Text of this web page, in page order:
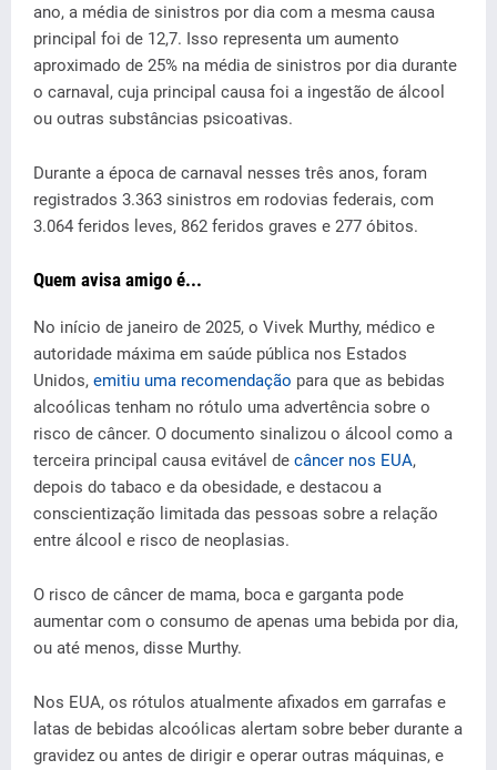
ano, a média de sinistros por dia com a mesma causa
principal foi de 12,7. Isso representa um aumento
aproximado de 25% na média de sinistros por dia durante
o carnaval, cuja principal causa foi a ingestão de álcool
ou outras substâncias psicoativas.
Durante a época de carnaval nesses três anos, foram
registrados 3.363 sinistros em rodovias federais, com
3.064 feridos leves, 862 feridos graves e 277 óbitos.
Quem avisa amigo é...
No início de janeiro de 2025, o Vivek Murthy, médico e
autoridade máxima em saúde pública nos Estados
Unidos, emitiu uma recomendação para que as bebidas
alcoólicas tenham no rótulo uma advertência sobre o
risco de câncer. O documento sinalizou o álcool como a
terceira principal causa evitável de câncer nos EUA,
depois do tabaco e da obesidade, e destacou a
conscientização limitada das pessoas sobre a relação
entre álcool e risco de neoplasias.
O risco de câncer de mama, boca e garganta pode
aumentar com o consumo de apenas uma bebida por dia,
ou até menos, disse Murthy.
Nos EUA, os rótulos atualmente afixados em garrafas e
latas de bebidas alcoólicas alertam sobre beber durante a
gravidez ou antes de dirigir e operar outras máquinas, e